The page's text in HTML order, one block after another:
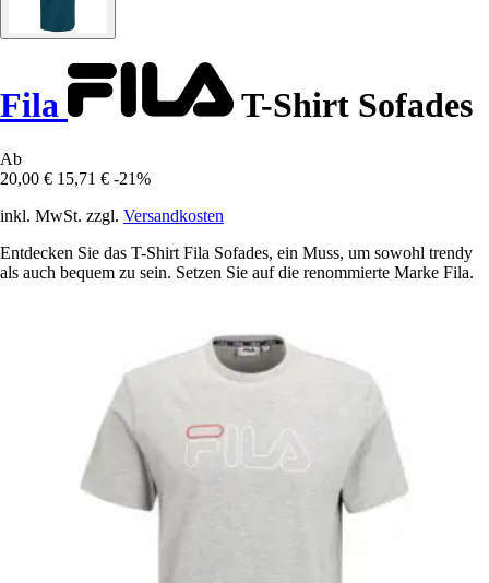
Fila T-Shirt Sofades
Ab
20,00 € 15,71 € -21%
inkl. MwSt. zzgl. Versandkosten
Entdecken Sie das T-Shirt Fila Sofades, ein Muss, um sowohl trendy
als auch bequem zu sein. Setzen Sie auf die renommierte Marke Fila.